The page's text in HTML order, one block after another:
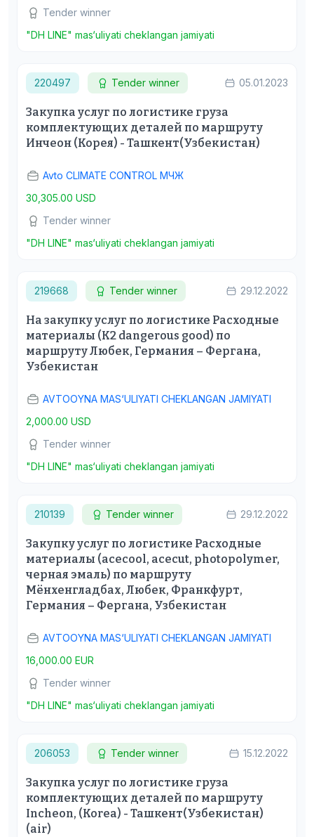
Tender winner
"DH LINE" mas‘uliyati cheklangan jamiyati
220497 Tender winner 05.01.2023
Закупка услуг по логистике груза
комплектующих деталей по маршруту
Инчеон (Корея) - Ташкент(Узбекистан)
Avto CLIMATE CONTROL МЧЖ
30,305.00 USD
Tender winner
"DH LINE" mas‘uliyati cheklangan jamiyati
219668 Tender winner 29.12.2022
На закупку услуг по логистике Расходные
материалы (K2 dangerous good) по
маршруту Любек, Германия – Фергана,
Узбекистан
AVTOOYNA MAS‘ULIYATI CHEKLANGAN JAMIYATI
2,000.00 USD
Tender winner
"DH LINE" mas‘uliyati cheklangan jamiyati
210139 Tender winner 29.12.2022
Закупку услуг по логистике Расходные
материалы (acecool, acecut, photopolymer,
черная эмаль) по маршруту
Мёнхенгладбах, Любек, Франкфурт,
Германия – Фергана, Узбекистан
AVTOOYNA MAS‘ULIYATI CHEKLANGAN JAMIYATI
16,000.00 EUR
Tender winner
"DH LINE" mas‘uliyati cheklangan jamiyati
206053 Tender winner 15.12.2022
Закупка услуг по логистике груза
комплектующих деталей по маршруту
Incheon, (Korea) - Ташкент(Узбекистан)
(air)